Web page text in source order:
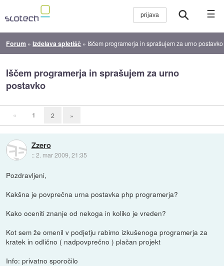
☰
Forum »Izdelava spletišč » Iščem programerja in sprašujem za urno postavko
Iščem programerja in sprašujem za urno
postavko
« 1 2 »
Zzero
::2. mar 2009, 21:35
Pozdravljeni,
Kakšna je povprečna urna postavka php programerja?
Kako oceniti znanje od nekoga in koliko je vreden?
Kot sem že omenil v podjetju rabimo izkušenoga programerja za
kratek in odlično ( nadpovprečno ) plačan projekt
Info: privatno sporočilo